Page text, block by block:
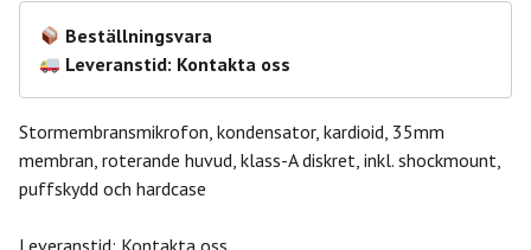
Beställningsvara
Leveranstid: Kontakta oss
Stormembransmikrofon, kondensator, kardioid, 35mm
membran, roterande huvud, klass-A diskret, inkl. shockmount,
puffskydd och hardcase